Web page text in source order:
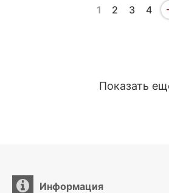
1 2 3 4
Показать
Информация